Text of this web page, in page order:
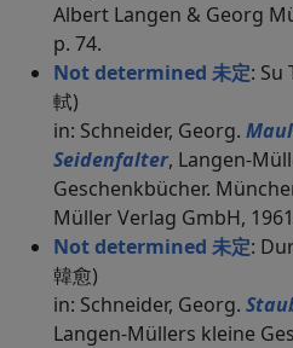
Albert Langen & Georg
p. 74.
Not determined 未定: Su
軾)
in: Schneider, Georg.
Seidenfalter, Langen-
Geschenkbücher.
Müller Verlag GmbH,
Not determined 未定:
韓愈)
in: Schneider, Georg.
Langen-Müllers kleine